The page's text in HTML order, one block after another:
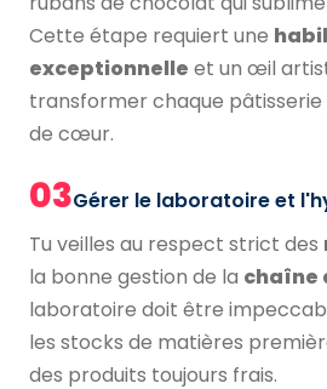
Cette étape requiert une
exceptionnelle et un œil
transformer chaque
de cœur.
03Gérer le laboratoire et
Tu veilles au respect strict des
la bonne gestion de la chaîne
laboratoire doit être
les stocks de matières
des produits toujours frais.